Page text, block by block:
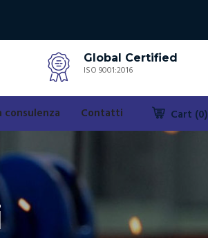
Global Certified
ISO 9001:2016
consulenza Contatti Cart (0)